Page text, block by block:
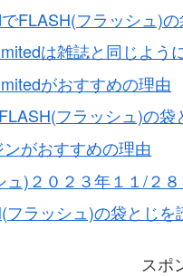
FLASH(フラッシュ)
は雑誌と同じよう
がおすすめの理由
フラッシュ)の
がおすすめの理由
ュ)２０２３年１１/２
フラッシュ)の袋とじ
スポ